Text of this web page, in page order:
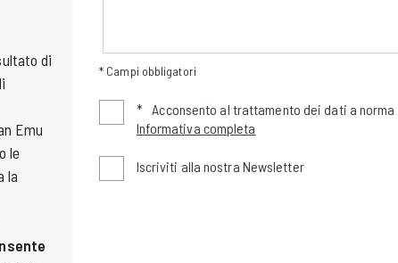
di
Emu
le
la
* Campi obbligatori
* Acconsento al trattamento dei dati a norma
Informativa completa
Iscriviti alla nostra Newsletter